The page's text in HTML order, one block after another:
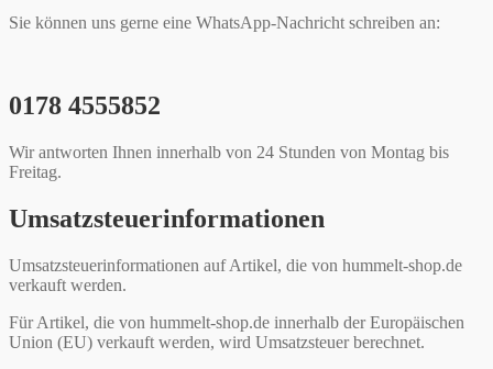
Sie können uns gerne eine WhatsApp-Nachricht schreiben an:
0178 4555852
Wir antworten Ihnen innerhalb von 24 Stunden von Montag bis
Freitag.
Umsatzsteuerinformationen
Umsatzsteuerinformationen auf Artikel, die von hummelt-shop.de
verkauft werden.
Für Artikel, die von hummelt-shop.de innerhalb der Europäischen
Union (EU) verkauft werden, wird Umsatzsteuer berechnet.